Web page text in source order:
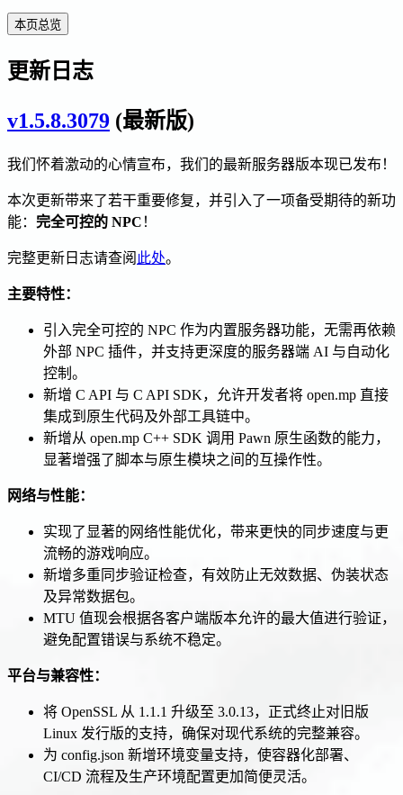
本页总览
更新日志
v1.5.8.3079 (最新版)
我们怀着激动的心情宣布，我们的最新服务器版本现已发布！
本次更新带来了若干重要修复，并引入了一项备受期待的新功
能： 完全可控的 NPC ！
完整更新日志请查阅 此处。
主要特性：
引入完全可控的 NPC 作为内置服务器功能，无需再依赖
外部 NPC 插件，并支持更深度的服务器端 AI 与自动化
控制。
新增 C API 与 C API SDK，允许开发者将 open.mp 直接
集成到原生代码及外部工具链中。
新增从 open.mp C++ SDK 调用 Pawn 原生函数的能力，
显著增强了脚本与原生模块之间的互操作性。
网络与性能：
实现了显著的网络性能优化，带来更快的同步速度与更
流畅的游戏响应。
新增多重同步验证检查，有效防止无效数据、伪装状态
及异常数据包。
MTU 值现会根据各客户端版本允许的最大值进行验证，
避免配置错误与系统不稳定。
平台与兼容性：
将 OpenSSL 从 1.1.1 升级至 3.0.13，正式终止对旧版
Linux 发行版的支持，确保对现代系统的完整兼容。
为 config.json 新增环境变量支持，使容器化部署、
CI/CD 流程及生产环境配置更加简便灵活。